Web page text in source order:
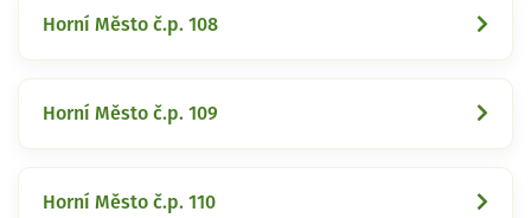
Horní Město č.p. 108
Horní Město č.p. 109
Horní Město č.p. 110